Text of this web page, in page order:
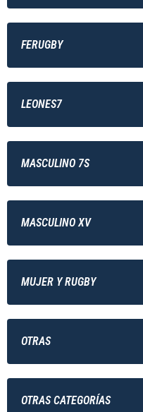
FERUGBY
LEONES7
MASCULINO 7S
MASCULINO XV
MUJER Y RUGBY
OTRAS
OTRAS CATEGORÍAS